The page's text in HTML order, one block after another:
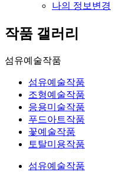
나의 정보변경
작품 갤러리
섬유예술작품
섬유예술작품
조형예술작품
응용미술작품
푸드아트작품
꽃예술작품
토탈미용작품
섬유예술작품